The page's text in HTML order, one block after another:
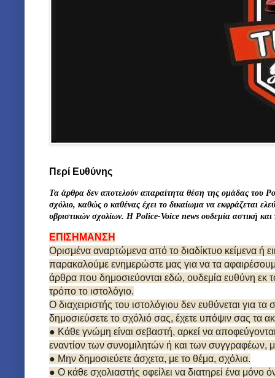
Περί Ευθύνης
Τα άρθρα δεν αποτελούν απαραίτητα θέση της ομάδας του
σχόλιο, καθώς ο καθένας έχει το δικαίωμα να εκφράζεται
υβριστικών σχολίων. Η Police-Voice news ουδεμία αστική και
ΕΠΙΣΗΜΑΝΣΗ
Ορισμένα αναρτώμενα από το διαδίκτυο κείμενα ή
παρακαλούμε ενημερώστε μας για να τα
άρθρα που δημοσιεύονται εδώ, ουδεμία ευθύνη εκ
τρόπο το ιστολόγιο.
Ο διαχειριστής του ιστολόγιου δεν ευθύνεται για
δημοσιεύσετε το σχόλιό σας, έχετε υπόψιν σας τα
● Κάθε γνώμη είναι σεβαστή, αρκεί να
εναντίον των συνομιλητών ή και των συγγραφέων,
● Μην δημοσιεύετε άσχετα, με το θέμα, σχόλια.
● Ο κάθε σχολιαστής οφείλει να διατηρεί ένα